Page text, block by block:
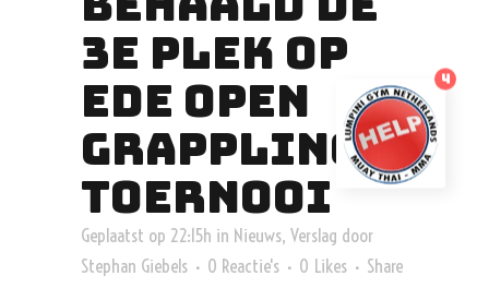
3E PLEK OP
EDE OPEN
GRAPPLING
TOERNOOI
Geplaatst op 22:15h in Nieuws, Verslag door
Stephan Giebels
0 Reactie's 0 Likes Share
4